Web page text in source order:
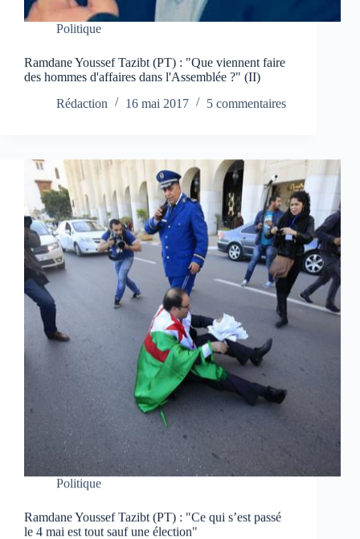
Politique
Ramdane Youssef Tazibt (PT) : "Que viennent faire
des hommes d'affaires dans l'Assemblée ?" (II)
Rédaction
16 mai 2017 5 commentaires
Politique
Ramdane Youssef Tazibt (PT) : "Ce qui s’est passé
le 4 mai est tout sauf une élection"